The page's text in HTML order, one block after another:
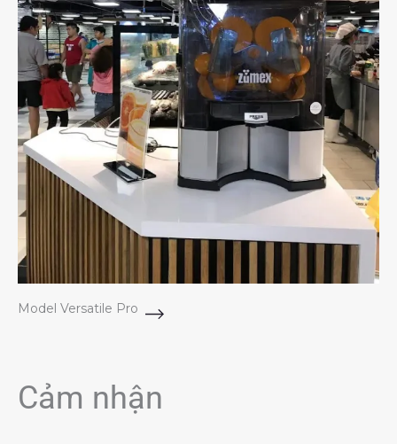
Model Versatile Pro
Cảm nhận